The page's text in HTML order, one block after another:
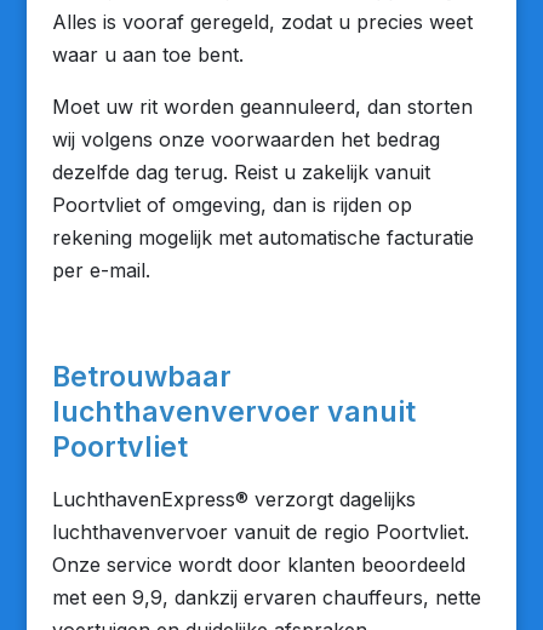
Alles is vooraf geregeld, zodat u precies weet
waar u aan toe bent.
Moet uw rit worden geannuleerd, dan storten
wij volgens onze voorwaarden het bedrag
dezelfde dag terug. Reist u zakelijk vanuit
Poortvliet of omgeving, dan is rijden op
rekening mogelijk met automatische facturatie
per e-mail.
Betrouwbaar
luchthavenvervoer vanuit
Poortvliet
LuchthavenExpress® verzorgt dagelijks
luchthavenvervoer vanuit de regio Poortvliet.
Onze service wordt door klanten beoordeeld
met een 9,9, dankzij ervaren chauffeurs, nette